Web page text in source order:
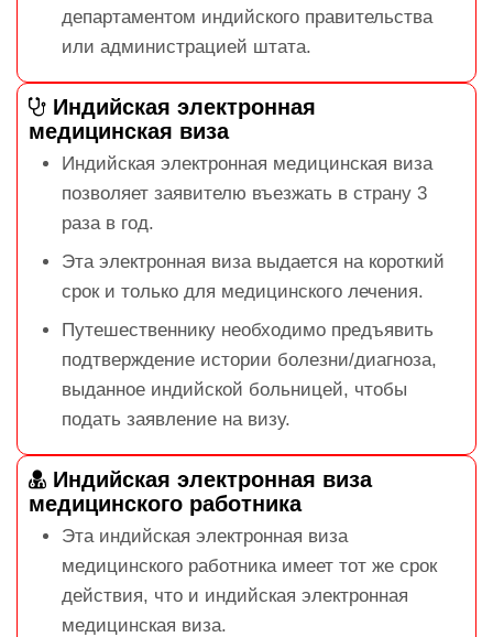
департаментом индийского правительства
или администрацией штата.
Индийская электронная
медицинская виза
Индийская электронная медицинская виза
позволяет заявителю въезжать в страну 3
раза в год.
Эта электронная виза выдается на короткий
срок и только для медицинского лечения.
Путешественнику необходимо предъявить
подтверждение истории болезни/диагноза,
выданное индийской больницей, чтобы
подать заявление на визу.
Индийская электронная виза
медицинского работника
Эта индийская электронная виза
медицинского работника имеет тот же срок
действия, что и индийская электронная
медицинская виза.